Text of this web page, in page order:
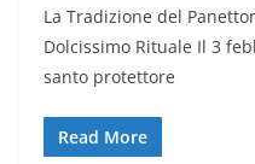
La Tradizione del
Dolcissimo Rituale Il 3
santo protettore
Read More